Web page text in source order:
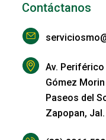
Contáctanos
Av. Periférico
Gómez Morin
Paseos del
Zapopan, Jal.